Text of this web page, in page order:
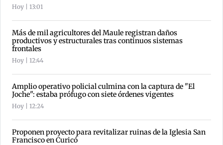
Hoy | 13:01
Más de mil agricultores del Maule registran daños
productivos y estructurales tras continuos sistemas
frontales
Hoy | 12:44
Amplio operativo policial culmina con la captura de "El
Joche": estaba prófugo con siete órdenes vigentes
Hoy | 12:24
Proponen proyecto para revitalizar ruinas de la Iglesia San
Francisco en Curicó